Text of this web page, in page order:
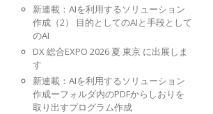
新連載：AIを利用するソリューション
作成（2） 目的としてのAIと手段として
のAI
DX 総合EXPO 2026 夏 東京 に出展しま
す
新連載：AIを利用するソリューション
作成ーフォルダ内のPDFからしおりを
取り出すプログラム作成